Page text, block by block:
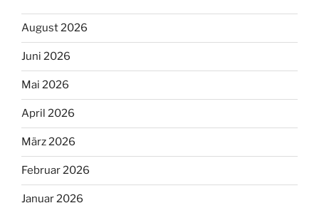
August 2026
Juni 2026
Mai 2026
April 2026
März 2026
Februar 2026
Januar 2026